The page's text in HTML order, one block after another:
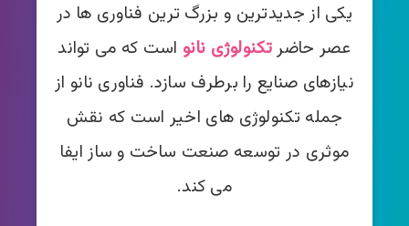
یکی از جدیدترین و بزرگ ترین فناوری ها در
عصر حاضرتکنولوژی نانو است که می تواند
نیازهای صنایع را برطرف سازد. فناوری نانو از
جمله تکنولوژی های اخیر است که نقش
موثری در توسعه صنعت ساخت و ساز ایفا
می کند.